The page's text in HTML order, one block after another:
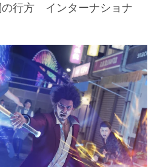
行方 インターナショナ